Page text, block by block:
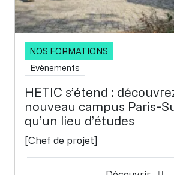
NOS FORMATIONS
Evènements
HETIC s’étend :
nouveau campus Paris-
qu’un lieu d’études
[Chef de projet]